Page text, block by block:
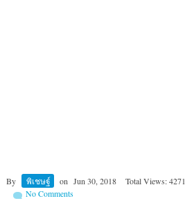
By พิเชษฐ์ on Jun 30, 2018 Total Views: 4271
No Comments